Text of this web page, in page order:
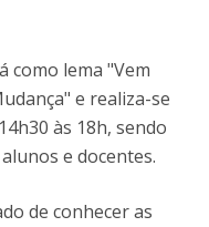
como lema "Vem
e realiza-se
às 18h, sendo
e docentes.
de conhecer as